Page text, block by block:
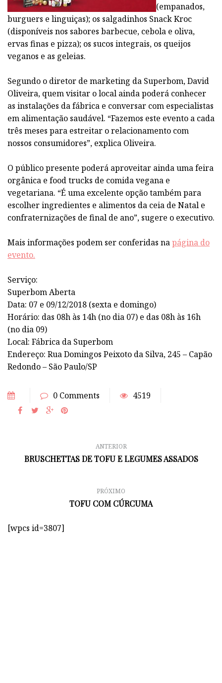
(empanados,
burguers e linguiças); os salgadinhos Snack Kroc
(disponíveis nos sabores barbecue, cebola e oliva,
ervas finas e pizza); os sucos integrais, os queijos
veganos e as geleias.
Segundo o diretor de marketing da Superbom, David
Oliveira, quem visitar o local ainda poderá conhecer
as instalações da fábrica e conversar com especialistas
em alimentação saudável. “Fazemos este evento a cada
três meses para estreitar o relacionamento com
nossos consumidores”, explica Oliveira.
O público presente poderá aproveitar ainda uma feira
orgânica e food trucks de comida vegana e
vegetariana. “É uma excelente opção também para
escolher ingredientes e alimentos da ceia de Natal e
confraternizações de final de ano”, sugere o executivo.
Mais informações podem ser conferidas napágina do
evento.
Serviço:
Superbom Aberta
Data: 07 e 09/12/2018 (sexta e domingo)
Horário: das 08h às 14h (no dia 07) e das 08h às 16h
(no dia 09)
Local: Fábrica da Superbom
Endereço: Rua Domingos Peixoto da Silva, 245 – Capão
Redondo – São Paulo/SP
0 Comments 4519
ANTERIOR
BRUSCHETTAS DE TOFU E LEGUMES ASSADOS
PRÓXIMO
TOFU COM CÚRCUMA
[wpcs id=3807]